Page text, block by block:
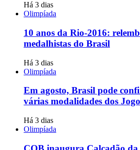
Há 3 dias
Olimpíada
10 anos da Rio-2016:
medalhistas do Brasil
Há 3 dias
Olimpíada
Em agosto, Brasil pode
várias modalidades dos
Há 3 dias
Olimpíada